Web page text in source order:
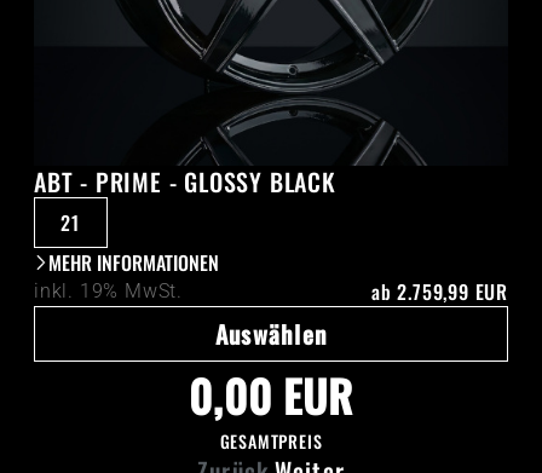
ABT - PRIME - GLOSSY BLACK
21
MEHR INFORMATIONEN
inkl. 19% MwSt. ab2.759,99 EUR
Auswählen
0,00 EUR
GESAMTPREIS